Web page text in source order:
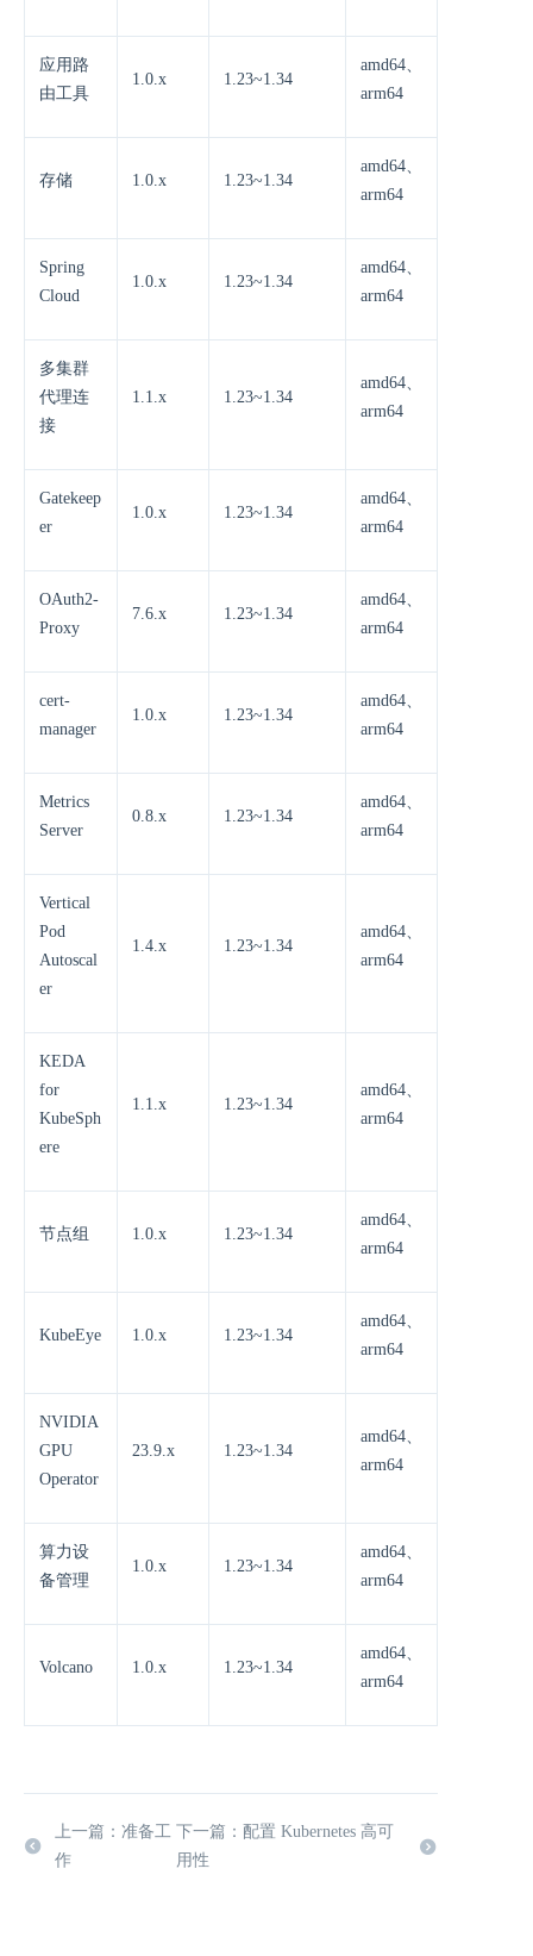
应用路
由工具
1.0.x 1.23~1.34
amd64、
arm64
存储 1.0.x 1.23~1.34
amd64、
arm64
Spring
Cloud
1.0.x 1.23~1.34
amd64、
arm64
多集群
代理连
接
1.1.x 1.23~1.34
amd64、
arm64
Gatekeep
er
1.0.x 1.23~1.34
amd64、
arm64
OAuth2-
Proxy
7.6.x 1.23~1.34
amd64、
arm64
cert-
manager
1.0.x 1.23~1.34
amd64、
arm64
Metrics
Server
0.8.x 1.23~1.34
amd64、
arm64
Vertical
Pod
Autoscal
er
1.4.x 1.23~1.34
amd64、
arm64
KEDA
for
KubeSph
ere
1.1.x 1.23~1.34
amd64、
arm64
节点组 1.0.x 1.23~1.34
amd64、
arm64
KubeEye 1.0.x 1.23~1.34
amd64、
arm64
NVIDIA
GPU
Operator
23.9.x 1.23~1.34
amd64、
arm64
算力设
备管理
1.0.x 1.23~1.34
amd64、
arm64
Volcano 1.0.x 1.23~1.34
amd64、
arm64
上一篇：准备工
作
下一篇：配置 Kubernetes 高可
用性